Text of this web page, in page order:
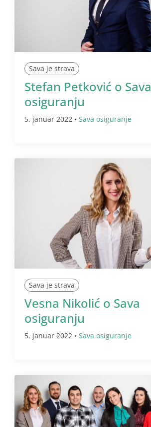
Sava je strava
Stefan Petković o Sava
osiguranju
5. januar 2022 • Sava osiguranje
Sava je strava
Vesna Nikolić o Sava
osiguranju
5. januar 2022 • Sava osiguranje